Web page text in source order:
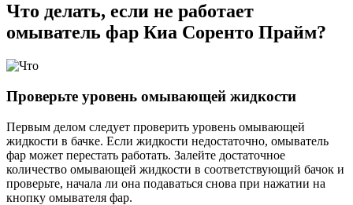
Что делать, если не работает
омыватель фар Киа Соренто Прайм?
Проверьте уровень омывающей жидкости
Первым делом следует проверить уровень омывающей
жидкости в бачке. Если жидкости недостаточно, омыватель
фар может перестать работать. Залейте достаточное
количество омывающей жидкости в соответствующий бачок и
проверьте, начала ли она подаваться снова при нажатии на
кнопку омывателя фар.